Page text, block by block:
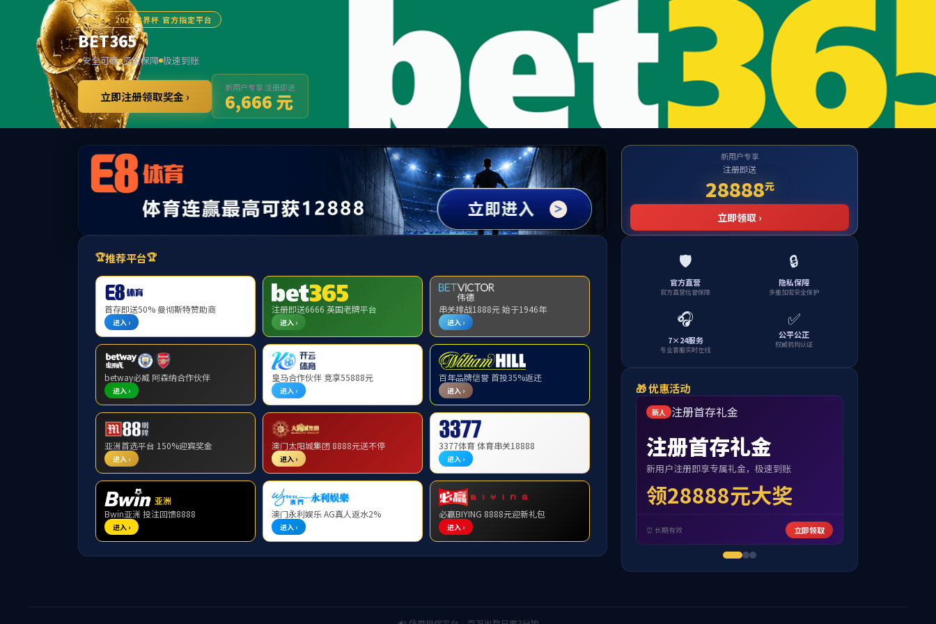
15vip太阳成集团(古天乐·VIP认证)官方网站-Macau Sun City
请输入验证码下载附件